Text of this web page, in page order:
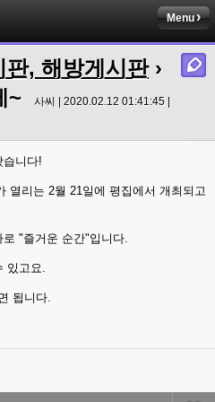
Menu
판, 해방게시판›
~
사씨 | 2020.02.12 01:41:45 |
습니다!
열리는 2월 21일에 평집에서 개최되고
"즐거운 순간"입니다.
있고요.
됩니다.